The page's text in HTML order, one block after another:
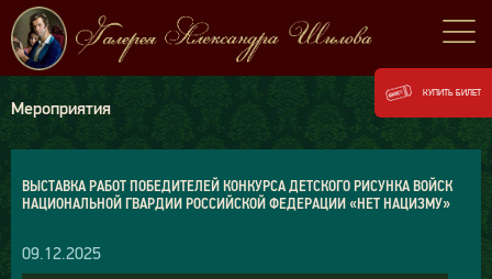
Мероприятия
ВЫСТАВКА РАБОТ ПОБЕДИТЕЛЕЙ КОНКУРСА ДЕТСКОГО РИСУНКА ВОЙСК
НАЦИОНАЛЬНОЙ ГВАРДИИ РОССИЙСКОЙ ФЕДЕРАЦИИ «НЕТ НАЦИЗМУ»
09.12.2025
КУПИТЬ БИЛЕТ